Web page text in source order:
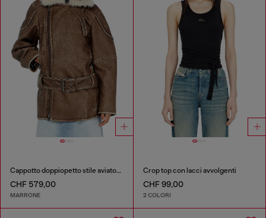
Cappotto doppiopetto stile aviator-biker
CHF 579,00
MARRONE
Crop top con lacci avvolgenti
CHF 99,00
2 COLORI